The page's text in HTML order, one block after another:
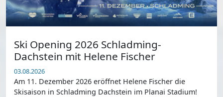
Ski Opening 2026 Schladming-
Dachstein mit Helene Fischer
03.08.2026
Am 11. Dezember 2026 eröffnet Helene Fischer die
Skisaison in Schladming Dachstein im Planai Stadium!